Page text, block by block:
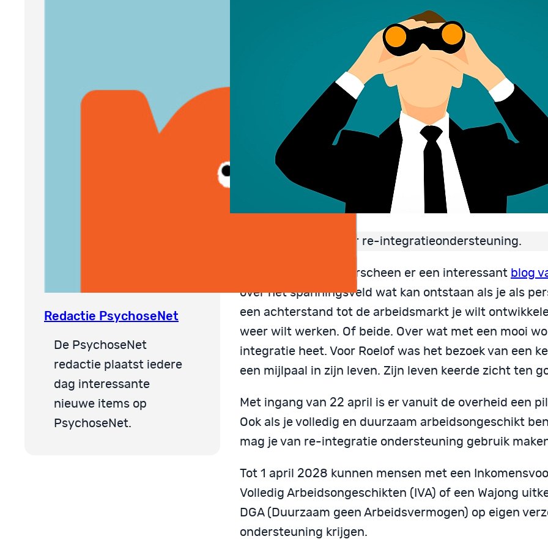
Redactie PsychoseNet
De PsychoseNet
redactie plaatst iedere
dag interessante
nieuwe items op
PsychoseNet.
Een kort bericht over re-integratieondersteuning.
Afgelopen vrijdag verscheen er een interessant blog
over het spanningsveld wat kan ontstaan als je als
een achterstand tot de arbeidsmarkt je wilt
weer wilt werken. Of beide. Over wat met een mooi
integratie heet. Voor Roelof was het bezoek van een
een mijlpaal in zijn leven. Zijn leven keerde zicht ten
Met ingang van 22 april is er vanuit de overheid een
Ook als je volledig en duurzaam arbeidsongeschikt
mag je van re-integratie ondersteuning gebruik
Tot 1 april 2028 kunnen mensen met een
Volledig Arbeidsongeschikten (IVA) of een Wajong
DGA (Duurzaam geen Arbeidsvermogen) op eigen
ondersteuning krijgen.